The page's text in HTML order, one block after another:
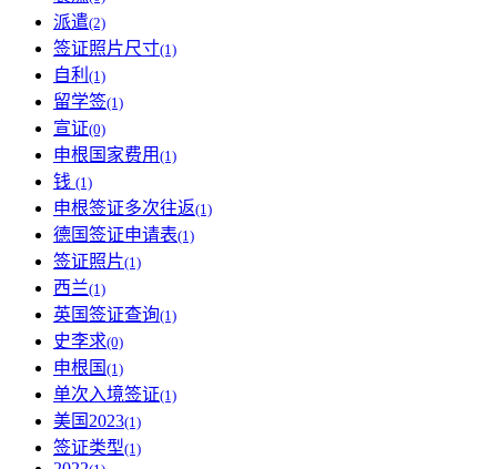
派遣(2)
签证照片尺寸(1)
自利 (1)
留学签(1)
宣证(0)
申根国家费用 (1)
钱 (1)
申根签证多次往返(1)
德国签证申请表(1)
签证照片(1)
西兰(1)
英国签证查询(1)
史李求(0)
申根国 (1)
单次入境签证(1)
美国2023(1)
签证类型(1)